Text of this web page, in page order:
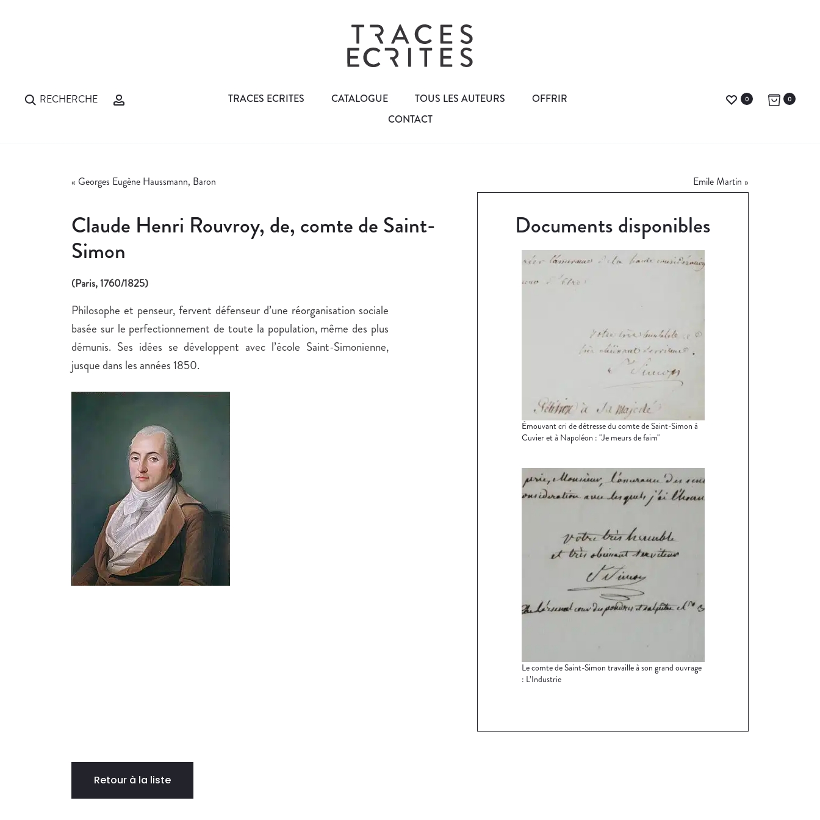
RECHERCHE TRACES ECRITES CATALOGUE TOUS LES AUTEURS
OFFRIR
CONTACT
0 0
« Georges Eugène Haussmann, Baron Emile Martin »
Claude Henri Rouvroy, de, comte de Saint-
Simon
(Paris, 1760/1825)
Philosophe et penseur, fervent défenseur d’une réorganisation sociale
basée sur le perfectionnement de toute la population, même des plus
démunis. Ses idées se développent avec l’école Saint-Simonienne,
jusque dans les années 1850.
Documents disponibles
Émouvant cri de détresse du comte de Saint-Simon à
Cuvier et à Napoléon : "Je meurs de faim"
Le comte de Saint-Simon travaille à son grand ouvrage
: L’Industrie
Retour à la liste